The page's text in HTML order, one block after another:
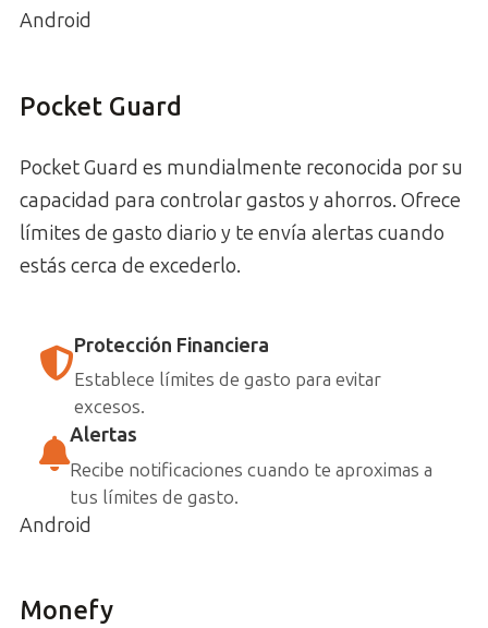
Android
Pocket Guard
Pocket Guard es mundialmente reconocida por su
capacidad para controlar gastos y ahorros. Ofrece
límites de gasto diario y te envía alertas cuando
estás cerca de excederlo.
Protección Financiera
Establece límites de gasto para evitar
excesos.
Alertas
Recibe notificaciones cuando te aproximas a
tus límites de gasto.
Android
Monefy